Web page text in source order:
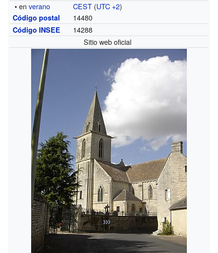
• enverano CEST (UTC +2)
Código postal 14480
Código INSEE
14288
Sitio web oficial